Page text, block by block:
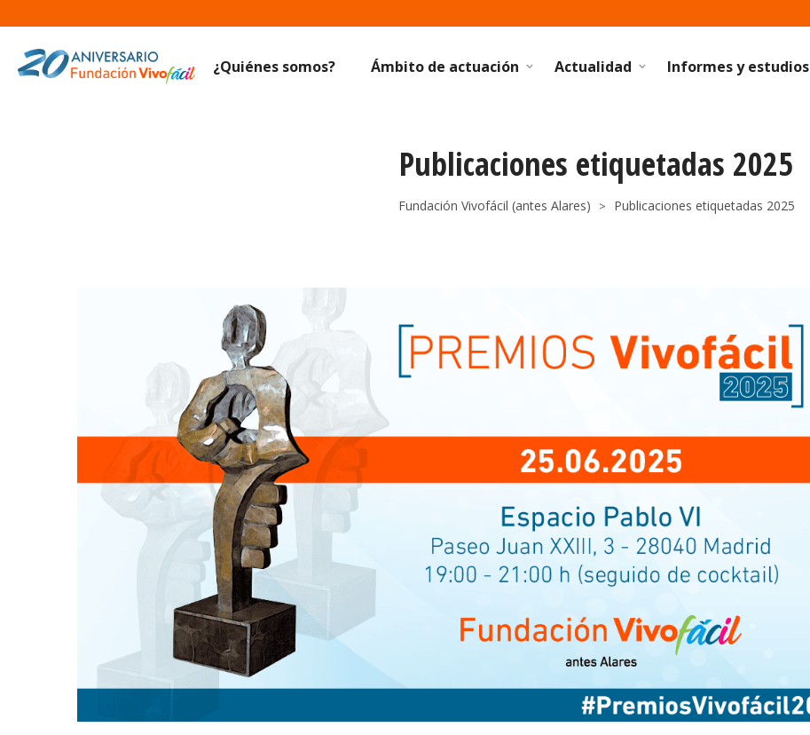
¿Quiénes somos? Ámbito de actuación Actualidad Informes y estudios
Publicaciones etiquetadas 2025
Fundación Vivofácil (antes Alares) > Publicaciones etiquetadas 2025